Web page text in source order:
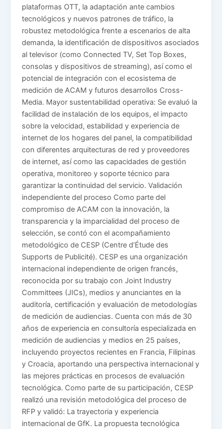
plataformas OTT, la adaptación ante cambios
tecnológicos y nuevos patrones de tráfico, la
robustez metodológica frente a escenarios de alta
demanda, la identificación de dispositivos asociados
al televisor (como Connected TV, Set Top Boxes,
consolas y dispositivos de streaming), así como el
potencial de integración con el ecosistema de
medición de ACAM y futuros desarrollos Cross-
Media. Mayor sustentabilidad operativa: Se evaluó la
facilidad de instalación de los equipos, el impacto
sobre la velocidad, estabilidad y experiencia de
internet de los hogares del panel, la compatibilidad
con diferentes arquitecturas de red y proveedores
de internet, así como las capacidades de gestión
operativa, monitoreo y soporte técnico para
garantizar la continuidad del servicio. Validación
independiente del proceso Como parte del
compromiso de ACAM con la innovación, la
transparencia y la imparcialidad del proceso de
selección, se contó con el acompañamiento
metodológico de CESP (Centre d’Étude des
Supports de Publicité). CESP es una organización
internacional independiente de origen francés,
reconocida por su trabajo con Joint Industry
Committees (JICs), medios y anunciantes en la
auditoría, certificación y evaluación de metodologías
de medición de audiencias. Cuenta con más de 30
años de experiencia en consultoría especializada en
medición de audiencias y medios en 25 países,
incluyendo proyectos recientes en Francia, Filipinas
y Croacia, aportando una perspectiva internacional y
las mejores prácticas en procesos de evaluación
tecnológica. Como parte de su participación, CESP
realizó una revisión metodológica del proceso de
RFP y validó: La trayectoria y experiencia
internacional de GfK. La propuesta tecnológica